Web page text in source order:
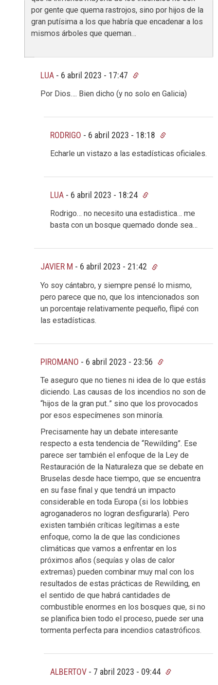
por gente que quema rastrojos, sino por hijos de la
gran putísima a los que habría que encadenar a los
mismos árboles que queman…
LUA - 6 abril 2023 - 17:47
Por Dios…. Bien dicho (y no solo en Galicia)
RODRIGO - 6 abril 2023 - 18:18
Echarle un vistazo a las estadísticas oficiales.
LUA - 6 abril 2023 - 18:24
Rodrigo… no necesito una estadistica… me
basta con un bosque quemado donde sea…
JAVIER M - 6 abril 2023 - 21:42
Yo soy cántabro, y siempre pensé lo mismo,
pero parece que no, que los intencionados son
un porcentaje relativamente pequeño, flipé con
las estadísticas.
PIROMANO - 6 abril 2023 - 23:56
Te aseguro que no tienes ni idea de lo que estás
diciendo. Las causas de los incendios no son de
“hijos de la gran put..” sino que los provocados
por esos especímenes son minoría.
Precisamente hay un debate interesante
respecto a esta tendencia de “Rewilding”. Ese
parece ser también el enfoque de la Ley de
Restauración de la Naturaleza que se debate en
Bruselas desde hace tiempo, que se encuentra
en su fase final y que tendrá un impacto
considerable en toda Europa (si los lobbies
agroganaderos no logran desfigurarla). Pero
existen también críticas legítimas a este
enfoque, como la de que las condiciones
climáticas que vamos a enfrentar en los
próximos años (sequías y olas de calor
extremas) pueden combinar muy mal con los
resultados de estas prácticas de Rewilding, en
el sentido de que habrá cantidades de
combustible enormes en los bosques que, si no
se planifica bien todo el proceso, puede ser una
tormenta perfecta para incendios catastróficos.
ALBERTOV - 7 abril 2023 - 09:44